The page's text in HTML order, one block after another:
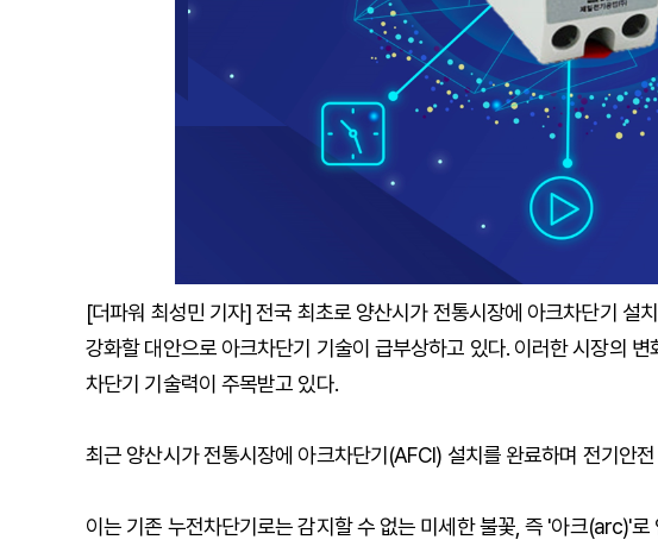
[더파워 최성민 기자] 전국 최초로 양산시가 전통시장에 아크차단기 설
강화할 대안으로 아크차단기 기술이 급부상하고 있다. 이러한 시장의
차단기 기술력이 주목받고 있다.
최근 양산시가 전통시장에 아크차단기(AFCI) 설치를 완료하며 전기안
이는 기존 누전차단기로는 감지할 수 없는 미세한 불꽃, 즉 '아크(arc)'